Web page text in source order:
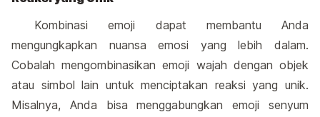
Kombinasi emoji dapat membantu Anda
mengungkapkan nuansa emosi yang lebih dalam.
Cobalah mengombinasikan emoji wajah dengan objek
atau simbol lain untuk menciptakan reaksi yang unik.
Misalnya, Anda bisa menggabungkan emoji senyum